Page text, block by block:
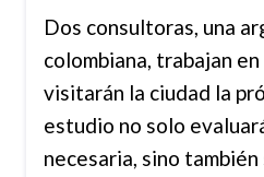
Dos consultoras, una
colombiana, trabajan
visitarán la ciudad la
estudio no solo
necesaria, sino también